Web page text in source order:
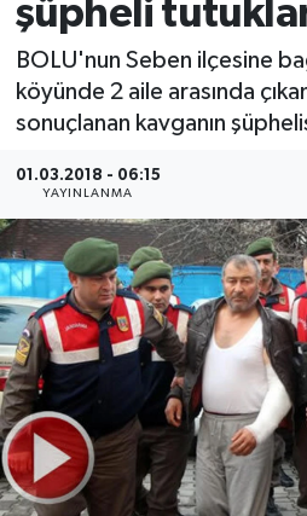
şüpheli
BOLU'nun Seben ilçesine
köyünde 2 aile arasında
sonuçlanan kavganın
01.03.2018 - 06:15
YAYINLANMA
Sağlık
Sinema
Sivil Toplum
Siyaset
Spor
Tarım
Turizm